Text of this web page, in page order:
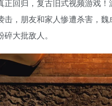
正回归，复古旧式视频游戏
击，朋友和家人惨遭杀害，
大批敌人。